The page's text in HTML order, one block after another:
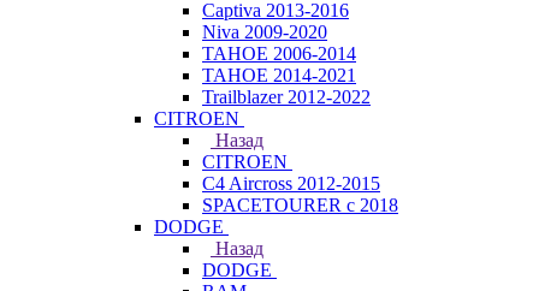
Captiva 2013-2016
Niva 2009-2020
TAHOE 2006-2014
TAHOE 2014-2021
Trailblazer 2012-2022
CITROEN
Назад
CITROEN
C4 Aircross 2012-2015
SPACETOURER с 2018
DODGE
Назад
DODGE